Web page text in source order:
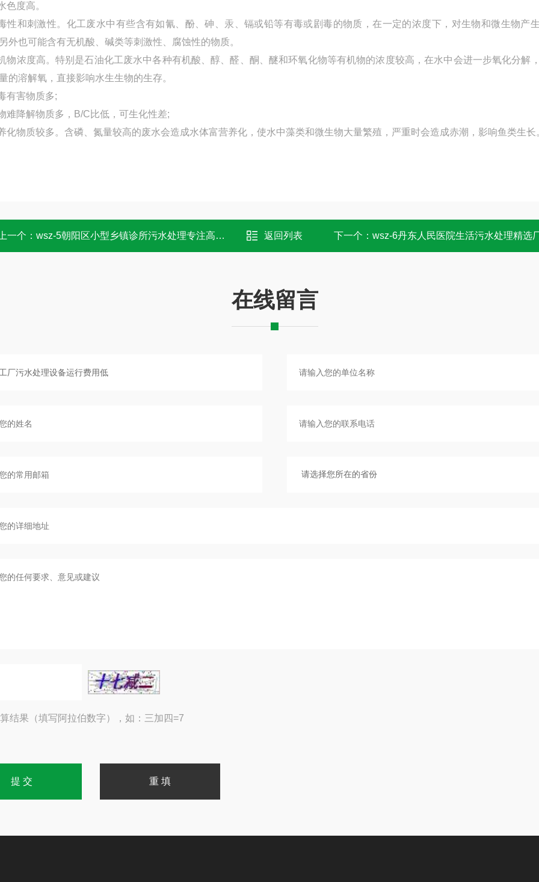
色度高。
性和刺激性。化工废水中有些含有如氰、酚、砷、汞、镉或铅等有毒或剧毒的物质，在一定的浓度下，对生物和微生物产
外也可能含有无机酸、碱类等刺激性、腐蚀性的物质。
物浓度高。特别是石油化工废水中各种有机酸、醇、醛、酮、醚和环氧化物等有机物的浓度较高，在水中会进一步氧化分解
的溶解氧，直接影响水生生物的生存。
有害物质多;
难降解物质多，B/C比低，可生化性差;
化物质较多。含磷、氮量较高的废水会造成水体富营养化，使水中藻类和微生物大量繁殖，严重时会造成赤潮，影响鱼类生长
一个： wsz-5朝阳区小型乡镇诊所污水处理专注高品质 返回列表 下一个： wsz-6丹东人民医院生活污水处理精选
在线留言
结果（填写阿拉伯数字），如：三加四=7